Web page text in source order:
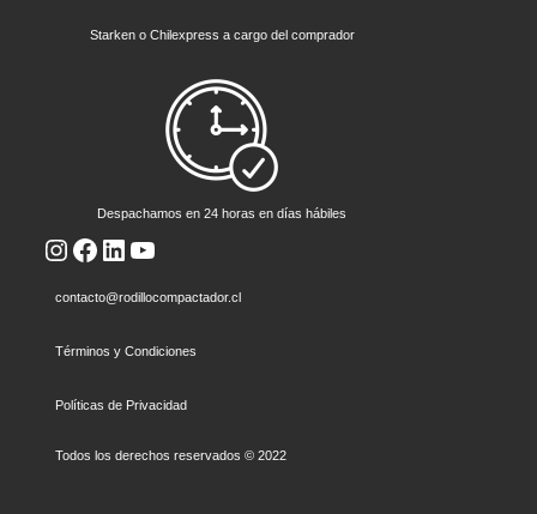
Starken o Chilexpress a cargo del comprador
Despachamos en 24 horas en días hábiles
Instagram
Facebook
LinkedIn
YouTube
contacto@rodillocompactador.cl
Términos y Condiciones
Políticas de Privacidad
Todos los derechos reservados © 2022